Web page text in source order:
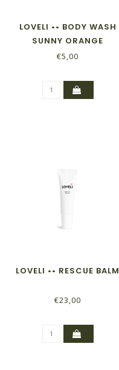
LOVELI •• BODY WASH
SUNNY ORANGE
€5,00
LOVELI •• RESCUE BALM
€23,00